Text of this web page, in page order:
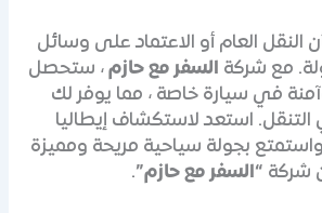
النقل العام أو الاعتماد على وسائل
مع شركة السفر مع حازم ، ستحصل
في سيارة خاصة ، مما يوفر لك
التنقل. استعد لاستكشاف إيطاليا
واستمتع بجولة سياحية مريحة ومميزة
شركة “السفر مع حازم”.